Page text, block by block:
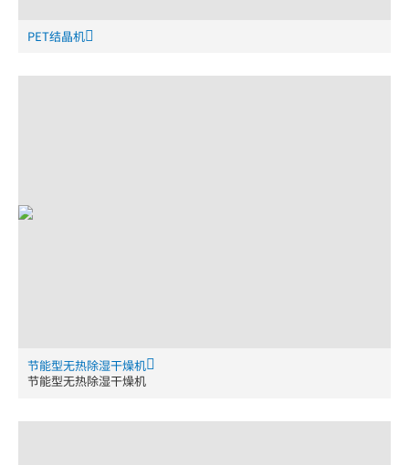
PET结晶机
节能型无热除湿干燥机
节能型无热除湿干燥机